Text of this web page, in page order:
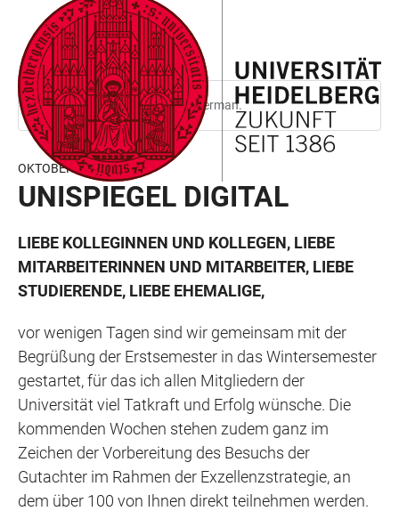
ACCESSIBILITY
LINKS
JUMP
TO
MAIN
CONTENT
OPEN
MAIN
NAVIGATION
OPEN
SEARCH
FORM
This page is only available in German.
OKTOBER 2025
UNISPIEGEL DIGITAL
LIEBE KOLLEGINNEN UND KOLLEGEN, LIEBE
MITARBEITERINNEN UND MITARBEITER, LIEBE
STUDIERENDE, LIEBE EHEMALIGE,
vor wenigen Tagen sind wir gemeinsam mit der
Begrüßung der Erstsemester in das Wintersemester
gestartet, für das ich allen Mitgliedern der
Universität viel Tatkraft und Erfolg wünsche. Die
kommenden Wochen stehen zudem ganz im
Zeichen der Vorbereitung des Besuchs der
Gutachter im Rahmen der Exzellenzstrategie, an
dem über 100 von Ihnen direkt teilnehmen werden.